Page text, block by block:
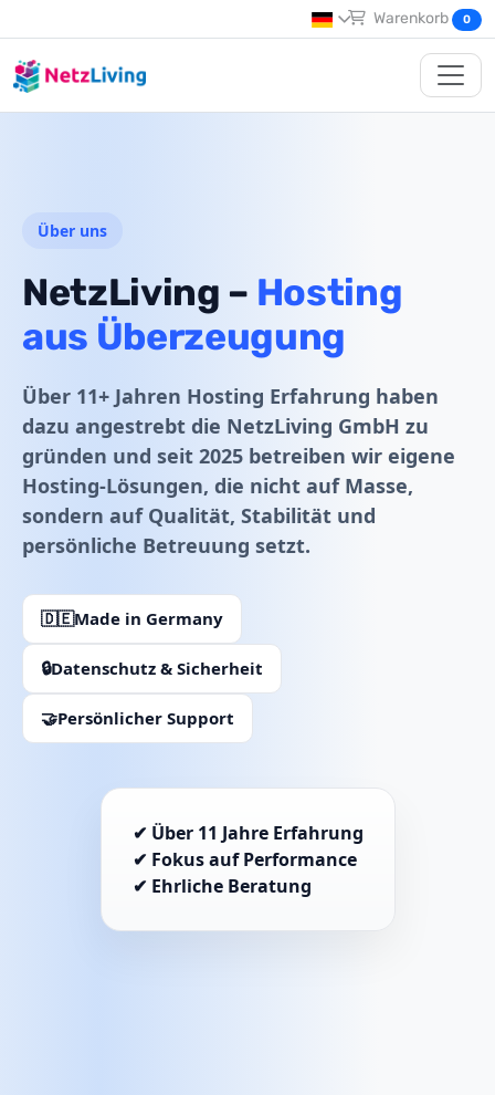
Warenkorb 0
Über uns
NetzLiving – Hosting
aus Überzeugung
Über 11+ Jahren Hosting Erfahrung haben
dazu angestrebt die NetzLiving GmbH zu
gründen und seit 2025 betreiben wir eigene
Hosting-Lösungen, die nicht auf Masse,
sondern auf Qualität, Stabilität und
persönliche Betreuung setzt.
🇩🇪Made in Germany
🔒Datenschutz & Sicherheit
🤝Persönlicher Support
✔ Über 11 Jahre Erfahrung
✔ Fokus auf Performance
✔ Ehrliche Beratung